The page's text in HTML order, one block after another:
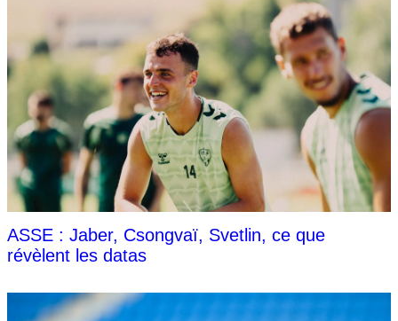
ASSE : Jaber, Csongvaï, Svetlin, ce que
révèlent les datas